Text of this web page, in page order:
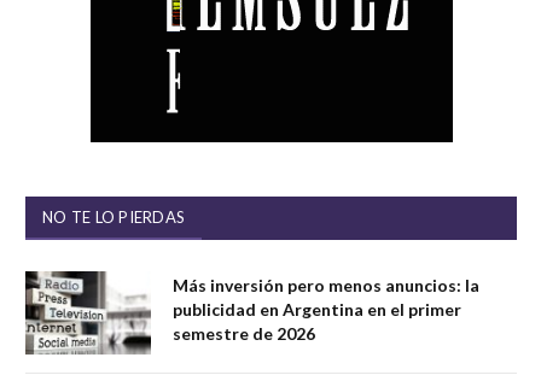
NO TE LO PIERDAS
Más inversión pero menos anuncios: la
publicidad en Argentina en el primer
semestre de 2026